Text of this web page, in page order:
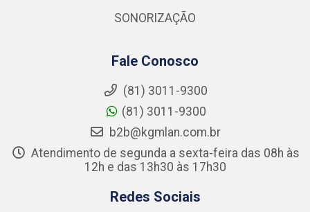
SONORIZAÇÃO
Fale Conosco
(81) 3011-9300
(81) 3011-9300
b2b@kgmlan.com.br
Atendimento de segunda a sexta-feira das 08h às
12h e das 13h30 às 17h30
Redes Sociais